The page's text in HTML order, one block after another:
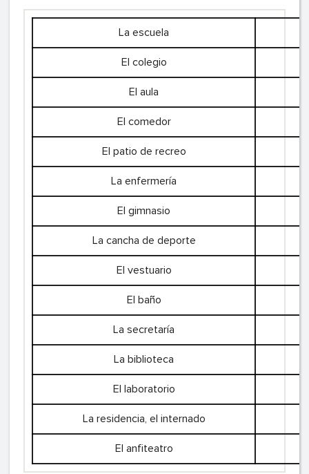
La escuela
El colegio
El aula
El comedor
El patio de recreo
La enfermería
El gimnasio
La cancha de deporte
El vestuario
El baño
La secretaría
La biblioteca
El laboratorio
La residencia, el internado
El anfiteatro